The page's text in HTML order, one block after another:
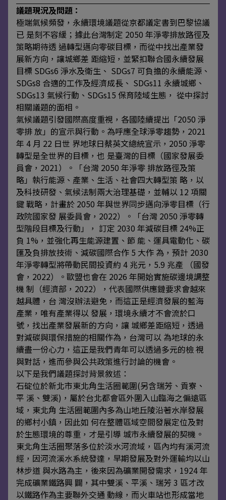
議題現況及問題：
極端氣候頻發，永續環境議題從京都議定書到巴黎協議
已 是刻不容緩；據此台灣制定 2050 年淨零排放路徑及
策略期待透 過轉型邁向零碳目標，而從中找出產業發
展新方向，讓城鄉差 距縮短，並緊扣聯合國永續發展
目標 SDGs6 淨水及衛生、 SDGs7 可負擔的永續能源、
SDGs8 合適的工作及經濟成長、 SDGs11 永續城鄉、
SDGs13 氣候行動、SDGs15 保育陸域生態， 從中探討
相關議題的面相。
氣候議題引發國際高度重視，各國陸續提出「2050 淨
零排 放」的宣示與行動。為呼應全球淨零趨勢，2021
年 4 月 22 日世 界地球日蔡英文總統宣示，2050 淨零
轉型是全世界的目標，也 是臺灣的目標（國家發展委
員會，2021）。「台灣 2050 年淨零 排放路徑及策
略」執行能源、產業、生活、社會四大轉型策 略，以
及科技研發、氣候法制兩大治理基礎，並輔以 12 項關
鍵 戰略，計畫於 2050 年與世界同步邁向淨零目標（行
政院國家發 展委員會，2022）。「台灣 2050 淨零轉
型階段目標及行動」， 訂定 2030 年減碳目標 24%正
負 1%，並強化再生能源建置、節 能、運具電動化、碳
匯及負排放技術、減碳國際合作 5 大作 為，預計 2030
年淨零轉型將帶動民間投資約 4 兆元，5.9 兆產 （國發
會，2022）。歐盟也會在 2026 年開始實施碳邊境調整
機 制（經濟部，2022），代表國際供應鏈要求會越來
越具體，台 灣沒辦法避免，而這正是經濟發展的藍海
產業，唯有產業得以 發展，環境永續才不會流於口
號，找出產業發展新的方向，讓 城鄉差距縮短，透過
對減碳與環保措施的相關作為，台灣可以 為地球的永
續盡一份心力，這正是我們青年可以透過多元的檢 視
與對話，進而參與公共政策進行討論的機會。
以下是我們議題探討背景敘述：
石碇位於新北市東北角生活圈範圍(另含瑞芳、貢寮、
平 溪、雙溪)，屬於台北都會區外圍入山臨海之偏遠區
域，東北角 生活圈範圍內多為山地丘陵沿著水岸發展
的鄉村小鎮，因此如 何在整體區域空間發展定位及對
於生態環境的尊重，才是引導 城市永續發展的契機。
東北角生活圈聚落多位於淡水河流域，區內均有溪河流
經，因河流溪水系統發達，早期發展及對外運輸均以山
林步道 與水路為主，後來因為礦業開發需求，1924 年
完成礦業鐵路興 闢，其中雙溪、平溪、瑞芳 3 區才改
以鐵路作為主要聯外交通 動線，而火車站也形成當地